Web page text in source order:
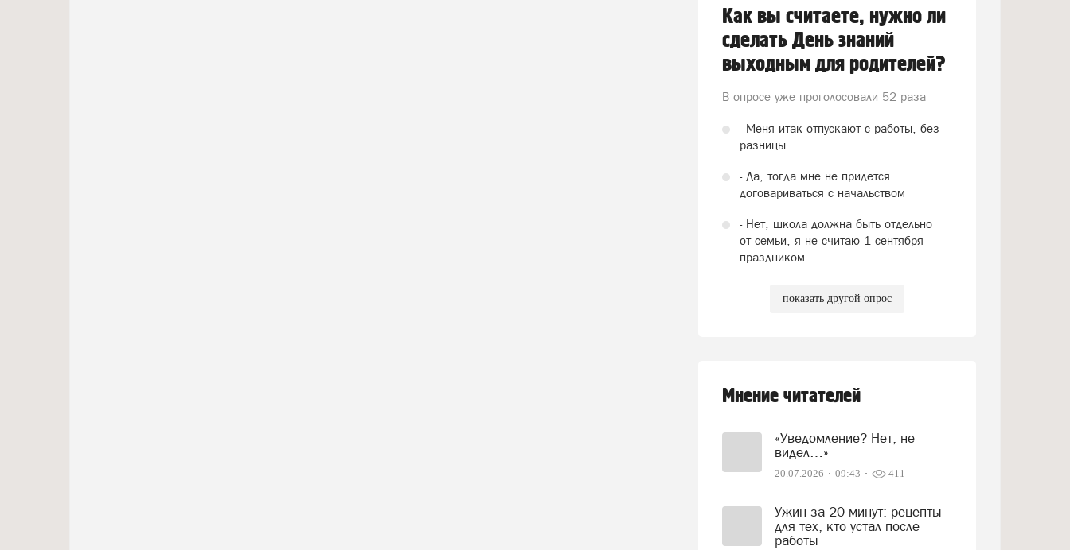
Как вы считаете, нужно ли
сделать День знаний
выходным для родителей?
В опросе уже проголосовали 52 раза
- Меня итак отпускают с работы, без
разницы
- Да, тогда мне не придется
договариваться с начальством
- Нет, школа должна быть отдельно
от семьи, я не считаю 1 сентября
праздником
показать другой опрос
Мнение читателей
«Уведомление? Нет, не
видел…»
20.07.2026 09:43 411
Ужин за 20 минут: рецепты
для тех, кто устал после
работы